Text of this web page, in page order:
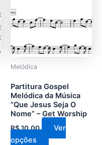
Melódica
Partitura Gospel
Melódica da Música
“Que Jesus Seja O
Nome” – Get Worship
R$10,00
Ver
opções
variantes.
opções
escolhidas
na
página
do
produto